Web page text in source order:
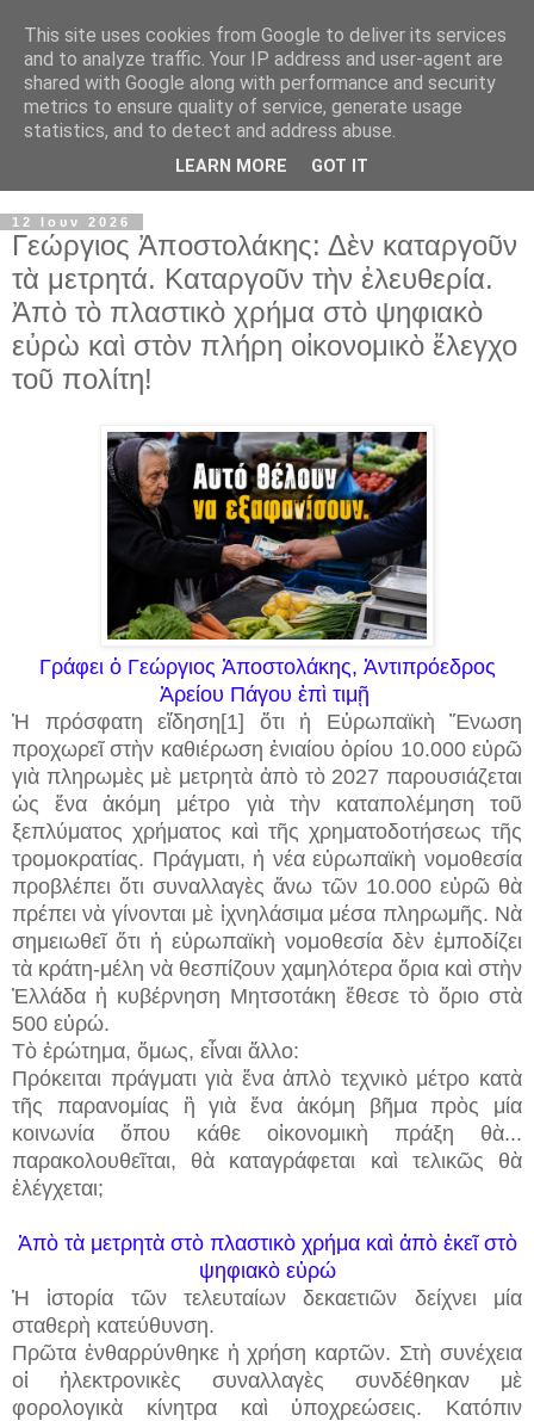
12 Ιουν 2026
Γεώργιος Ἀποστολάκης: Δὲν καταργοῦν
τὰ μετρητά. Καταργοῦν τὴν ἐλευθερία.
Ἀπὸ τὸ πλαστικὸ χρήμα στὸ ψηφιακὸ
εὐρὼ καὶ στὸν πλήρη οἰκονομικὸ ἔλεγχο
τοῦ πολίτη!
Γράφει ὁ Γεώργιος Ἀποστολάκης, Ἀντιπρόεδρος
Ἀρείου Πάγου ἐπὶ τιμῇ
Ἡ πρόσφατη εἴδηση[1] ὅτι ἡ Εὐρωπαϊκὴ Ἕνωση
προχωρεῖ στὴν καθιέρωση ἐνιαίου ὁρίου 10.000 εὐρῶ
γιὰ πληρωμὲς μὲ μετρητὰ ἀπὸ τὸ 2027 παρουσιάζεται
ὡς ἕνα ἀκόμη μέτρο γιὰ τὴν καταπολέμηση τοῦ
ξεπλύματος χρήματος καὶ τῆς χρηματοδοτήσεως τῆς
τρομοκρατίας. Πράγματι, ἡ νέα εὐρωπαϊκὴ νομοθεσία
προβλέπει ὅτι συναλλαγὲς ἄνω τῶν 10.000 εὐρῶ θὰ
πρέπει νὰ γίνονται μὲ ἰχνηλάσιμα μέσα πληρωμῆς. Νὰ
σημειωθεῖ ὅτι ἡ εὐρωπαϊκὴ νομοθεσία δὲν ἐμποδίζει
τὰ κράτη-μέλη νὰ θεσπίζουν χαμηλότερα ὅρια καὶ στὴν
Ἑλλάδα ἡ κυβέρνηση Μητσοτάκη ἔθεσε τὸ ὅριο στὰ
500 εὐρώ.
Τὸ ἐρώτημα, ὅμως, εἶναι ἄλλο:
Πρόκειται πράγματι γιὰ ἕνα ἁπλὸ τεχνικὸ μέτρο κατὰ
τῆς παρανομίας ἢ γιὰ ἕνα ἀκόμη βῆμα πρὸς μία
κοινωνία ὅπου κάθε οἰκονομικὴ πράξη θὰ...
παρακολουθεῖται, θὰ καταγράφεται καὶ τελικῶς θὰ
ἐλέγχεται;
Ἀπὸ τὰ μετρητὰ στὸ πλαστικὸ χρήμα καὶ ἀπὸ ἐκεῖ στὸ
ψηφιακὸ εὐρώ
Ἡ ἱστορία τῶν τελευταίων δεκαετιῶν δείχνει μία
σταθερὴ κατεύθυνση.
Πρῶτα ἐνθαρρύνθηκε ἡ χρήση καρτῶν. Στὴ συνέχεια
οἱ ἠλεκτρονικὲς συναλλαγὲς συνδέθηκαν μὲ
φορολογικὰ κίνητρα καὶ ὑποχρεώσεις. Κατόπιν
This site uses cookies from Google to deliver its services
and to analyze traffic. Your IP address and user-agent are
shared with Google along with performance and security
metrics to ensure quality of service, generate usage
statistics, and to detect and address abuse.
LEARN MORE GOT IT